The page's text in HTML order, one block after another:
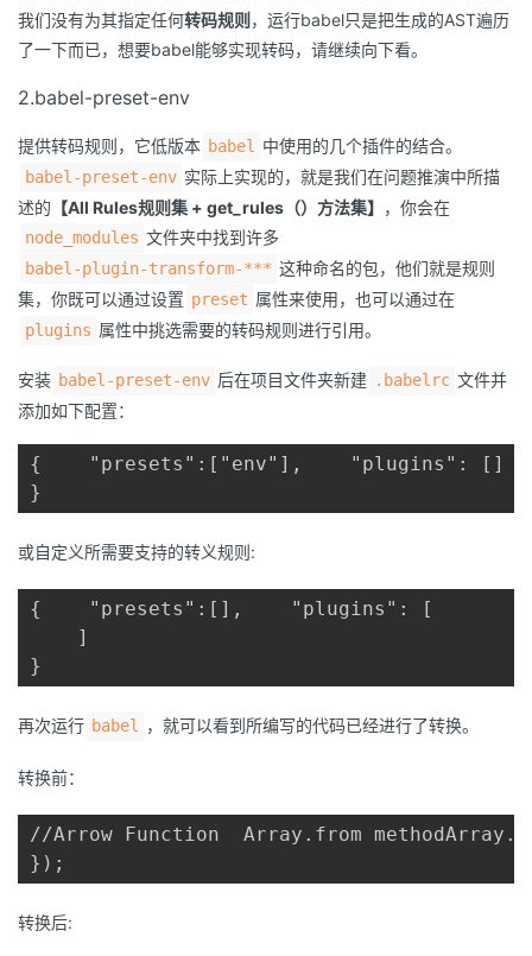
我们没有为其指定任何转码规则 ，运行babel只是把生成的AST遍历
了一下而已，想要babel能够实现转码，请继续向下看。
2.babel-preset-env
提供转码规则，它低版本 babel 中使用的几个插件的结合。
babel-preset-env 实际上实现的，就是我们在问题推演中所描
述的 【All Rules规则集 + get_rules（）方法集】 ，你会在
node_modules 文件夹中找到许多
babel-plugin-transform-*** 这种命名的包，他们就是规则
集，你既可以通过设置 preset 属性来使用，也可以通过在
plugins 属性中挑选需要的转码规则进行引用。
安装 babel-preset-env 后在项目文件夹新建 .babelrc 文件并
添加如下配置：
{    "presets":["env"],    "plugins": []
}
或自定义所需要支持的转义规则:
{    "presets":[],    "plugins": [
]
}
再次运行 babel ，就可以看到所编写的代码已经进行了转换。
转换前：
//Arrow Function  Array.from
});
转换后: